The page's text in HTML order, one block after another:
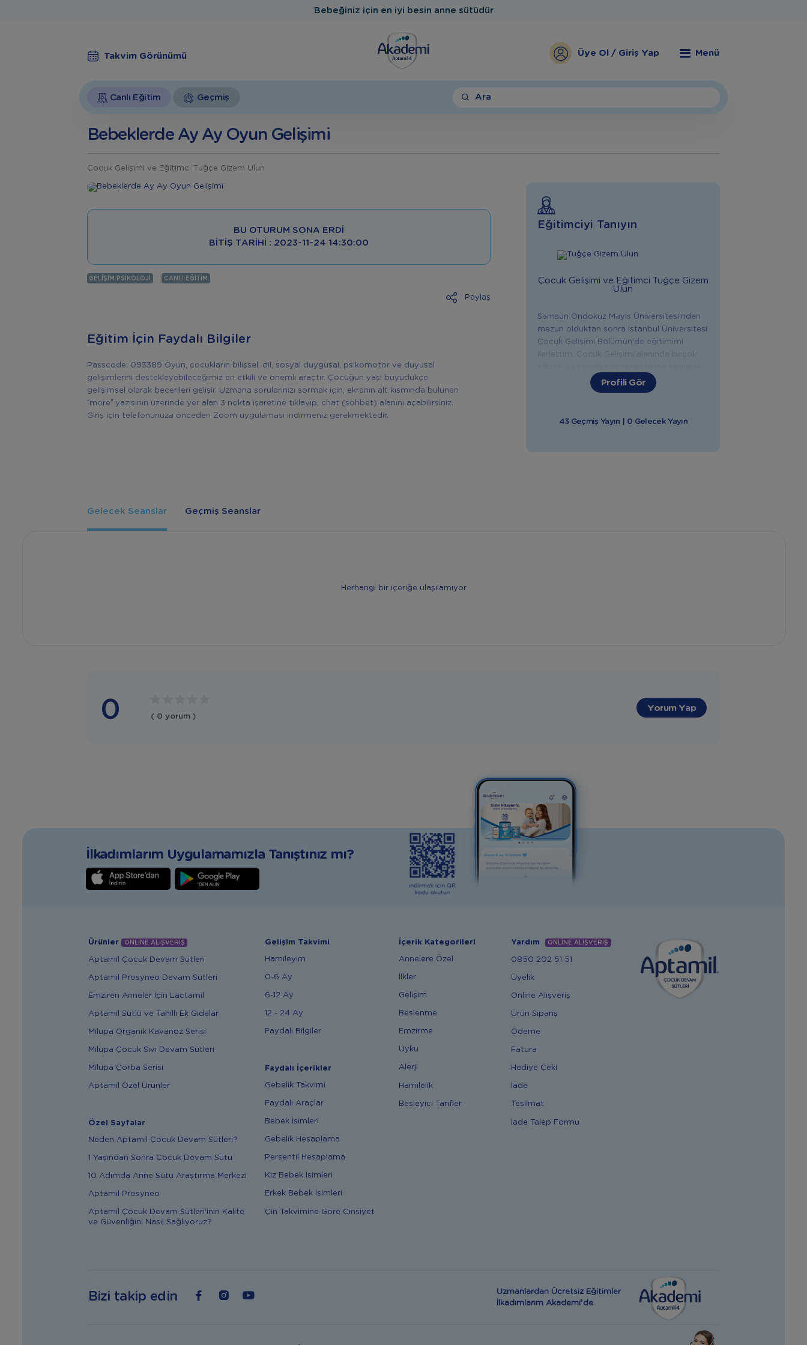
Bebeğiniz için en iyi besin anne sütüdür
Takvim Görünümü Üye Ol / Giriş Yap Menü
Canlı Eğitim Geçmiş Ara
Bebeklerde Ay Ay Oyun Gelişimi
Çocuk Gelişimi ve Eğitimci Tuğçe Gizem Ulun
BU OTURUM SONA ERDI
BITIŞ TARIHI : 2023-11-24 14:30:00
GELIŞIM PSIKOLOJI CANLI EĞITIM
Paylaş
Eğitim İçin Faydalı Bilgiler
Passcode: 093389 Oyun, çocukların bilişsel, dil, sosyal duygusal, psikomotor ve duyusal
gelişimlerini destekleyebileceğimiz en etkili ve önemli araçtır. Çocuğun yaşı büyüdükçe
gelişimsel olarak becerileri gelişir. Uzmana sorularınızı sormak için, ekranın alt kısmında bulunan
“more” yazısının üzerinde yer alan 3 nokta işaretine tıklayıp, chat (sohbet) alanını açabilirsiniz.
Giriş için telefonunuza önceden Zoom uygulaması indirmeniz gerekmektedir.
Eğitimciyi Tanıyın
Çocuk Gelişimi ve Eğitimci
Tuğçe Gizem
Ulun
Samsun Ondokuz Mayıs Üniversitesi'nden
mezun olduktan sonra İstanbul Üniversitesi
Çocuk Gelişimi Bölümün'de eğitimimi
ilerlettim. Çocuk Gelişimi alanında birçok
alanımda gerekli yetkinliklere ulaştım. Şu
anda Ankara'da özel bir özel eğitim ve
olarak görevime devam etmekteyim.
Profili Gör
43 Geçmiş Yayın | 0 Gelecek Yayın
Gelecek Seanslar Geçmiş Seanslar
Herhangi bir içeriğe ulaşılamıyor
0 ( 0 yorum )
Yorum Yap
İlkadımlarım Uygulamamızla Tanıştınız mı?
Ürünler ONLİNE ALIŞVERİŞ
Aptamil Çocuk Devam Sütleri
Aptamil Prosyneo Devam Sütleri
Emziren Anneler İçin Lactamil
Aptamil Sütlü ve Tahıllı Ek Gıdalar
Milupa Organik Kavanoz Serisi
Milupa Çocuk Sıvı Devam Sütleri
Milupa Çorba Serisi
Aptamil Özel Ürünler
Özel Sayfalar
Neden Aptamil Çocuk Devam Sütleri?
1 Yaşından Sonra Çocuk Devam Sütü
10 Adımda Anne Sütü Araştırma Merkezi
Aptamil Prosyneo
Aptamil Çocuk Devam Sütleri'inin Kalite
ve Güvenliğini Nasıl Sağlıyoruz?
Gelişim Takvimi
Hamileyim
0-6 Ay
6-12 Ay
12 - 24 Ay
Faydalı Bilgiler
Faydalı İçerikler
Gebelik Takvimi
Faydalı Araçlar
Bebek İsimleri
Gebelik Hesaplama
Persentil Hesaplama
Kız Bebek İsimleri
Erkek Bebek İsimleri
Çin Takvimine Göre Cinsiyet
İçerik Kategorileri
Annelere Özel
İlkler
Gelişim
Beslenme
Emzirme
Uyku
Alerji
Hamilelik
Besleyici Tarifler
Yardım ONLİNE ALIŞVERİŞ
0850 202 51 51
Üyelik
Online Alışveriş
Ürün Sipariş
Ödeme
Fatura
Hediye Çeki
İade
Teslimat
İade Talep Formu
Bizi takip edin
Uzmanlardan Ücretsiz Eğitimler
İlkadımlarım Akademi’de